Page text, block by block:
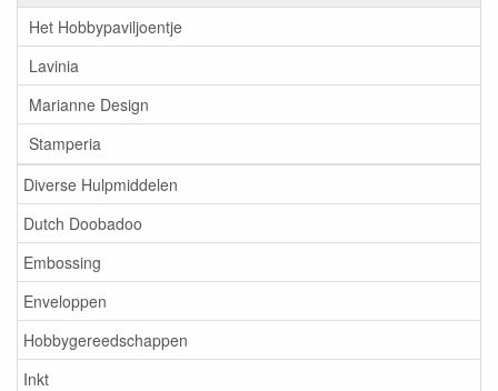
Het Hobbypaviljoentje
Lavinia
Marianne Design
Stamperia
Diverse Hulpmiddelen
Dutch Doobadoo
Embossing
Enveloppen
Hobbygereedschappen
Inkt